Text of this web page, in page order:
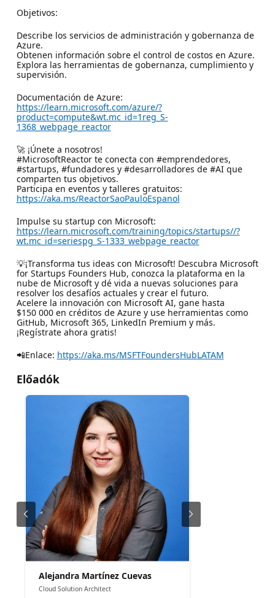
Objetivos:
Describe los servicios de administración y gobernanza de
Azure.
Obtenen información sobre el control de costos en Azure.
Explora las herramientas de gobernanza, cumplimiento y
supervisión.
Documentación de Azure:
https://learn.microsoft.com/azure/?
product=compute&wt.mc_id=1reg_S-
1368_webpage_reactor
🚀 ¡Únete a nosotros!
#MicrosoftReactor te conecta con #emprendedores,
#startups, #fundadores y #desarrolladores de #AI que
comparten tus objetivos.
Participa en eventos y talleres gratuitos:
https://aka.ms/ReactorSaoPauloEspanol
Impulse su startup con Microsoft:
https://learn.microsoft.com/training/topics/startups//?
wt.mc_id=seriespg_S-1333_webpage_reactor
💡¡Transforma tus ideas con Microsoft! Descubra Microsoft
for Startups Founders Hub, conozca la plataforma en la
nube de Microsoft y dé vida a nuevas soluciones para
resolver los desafíos actuales y crear el futuro.
Acelere la innovación con Microsoft AI, gane hasta
$150 000 en créditos de Azure y use herramientas como
GitHub, Microsoft 365, LinkedIn Premium y más.
¡Regístrate ahora gratis!
📲Enlace: https://aka.ms/MSFTFoundersHubLATAM
Előadók
Alejandra Martínez Cuevas
Cloud Solution Architect